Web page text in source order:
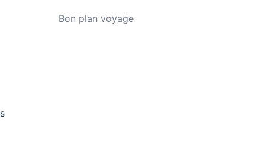
Bon plan voyage